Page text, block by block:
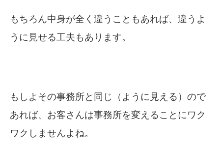
もちろん中身が全く違うこともあれば、違うよ
うに見せる工夫もあります。
もしよその事務所と同じ（ように見える）ので
あれば、お客さんは事務所を変えることにワク
ワクしませんよね。